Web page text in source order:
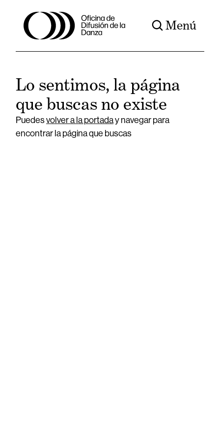
Menú
Lo sentimos, la página
que buscas no existe
Puedesvolver a la portaday navegar para
encontrar la página que buscas